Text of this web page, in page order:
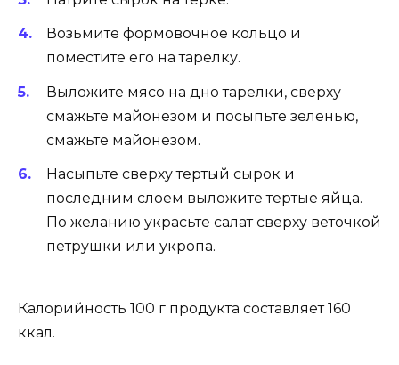
Возьмите формовочное кольцо и
поместите его на тарелку.
Выложите мясо на дно тарелки, сверху
смажьте майонезом и посыпьте зеленью,
смажьте майонезом.
Насыпьте сверху тертый сырок и
последним слоем выложите тертые яйца.
По желанию украсьте салат сверху веточкой
петрушки или укропа.
Калорийность 100 г продукта составляет 160
ккал.